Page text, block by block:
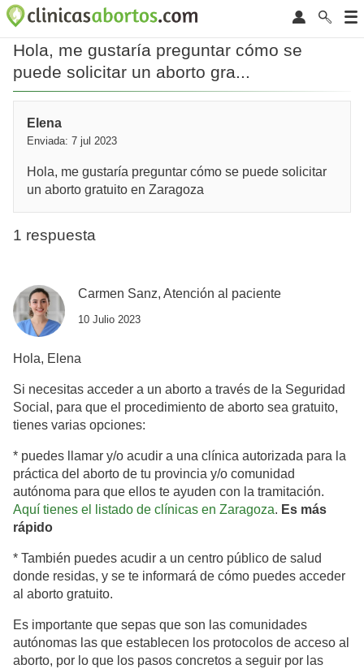
Hola, me gustaría preguntar cómo se
puede solicitar un aborto gra...
Elena
Enviada: 7 jul 2023
Hola, me gustaría preguntar cómo se puede solicitar
un aborto gratuito en Zaragoza
1 respuesta
Carmen Sanz, Atención al paciente
10 Julio 2023
Hola, Elena
Si necesitas acceder a un aborto a través de la Seguridad
Social, para que el procedimiento de aborto sea gratuito,
tienes varias opciones:
* puedes llamar y/o acudir a una clínica autorizada para la
práctica del aborto de tu provincia y/o comunidad
autónoma para que ellos te ayuden con la tramitación.
Aquí tienes el listado de clínicas en Zaragoza. Es más
rápido
* También puedes acudir a un centro público de salud
donde residas, y se te informará de cómo puedes acceder
al aborto gratuito.
Es importante que sepas que son las comunidades
autónomas las que establecen los protocolos de acceso al
aborto, por lo que los pasos concretos a seguir por las